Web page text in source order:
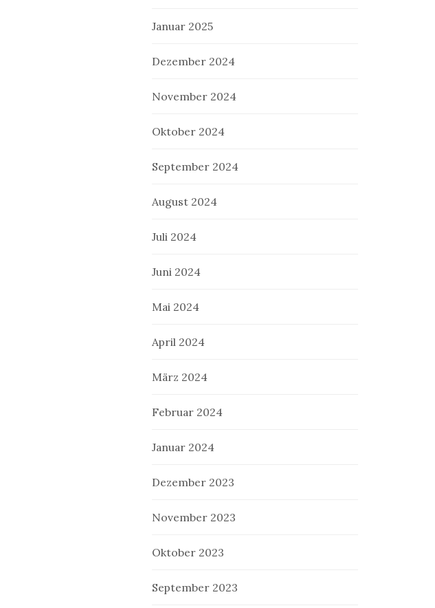
Januar 2025
Dezember 2024
November 2024
Oktober 2024
September 2024
August 2024
Juli 2024
Juni 2024
Mai 2024
April 2024
März 2024
Februar 2024
Januar 2024
Dezember 2023
November 2023
Oktober 2023
September 2023